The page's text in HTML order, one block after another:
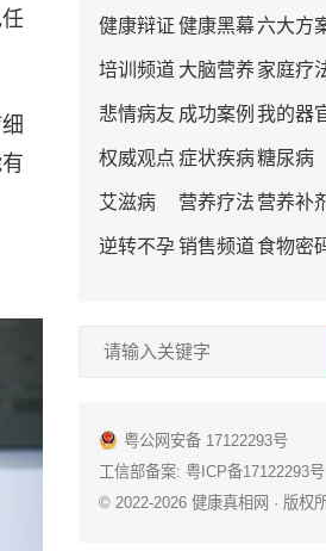
健康辩证 健康黑幕 六大方
培训频道 大脑营养 家庭疗
悲情病友 成功案例 我的器
权威观点 症状疾病糖尿病
艾滋病 营养疗法 营养补
逆转不孕销售频道食物密
粤公网安备 17122293号
工信部备案: 粤ICP备17122293号
© 2022-2026 健康真相网 · 版权